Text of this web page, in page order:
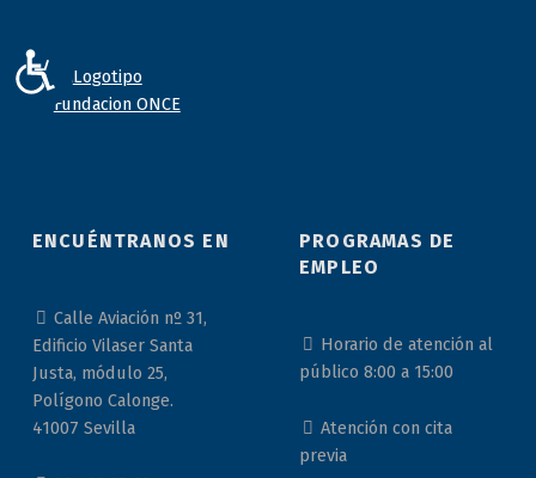
ACCESIBILIDAD
ENCUÉNTRANOS EN
Calle Aviación nº 31,
Edificio Vilaser Santa
Justa, módulo 25,
Polígono Calonge.
41007 Sevilla
PROGRAMAS DE
EMPLEO
Horario de atención al
público 8:00 a 15:00
Atención con cita
previa